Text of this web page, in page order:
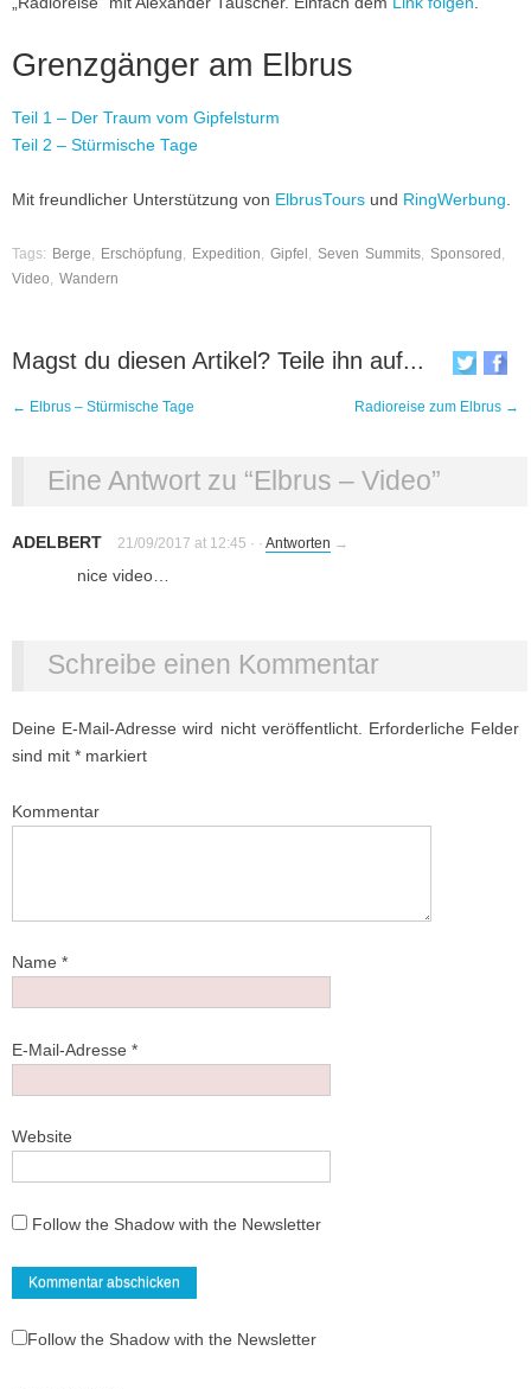
Grenzgänger am Elbrus
Teil 1 – Der Traum vom Gipfelsturm
Teil 2 – Stürmische Tage
Mit freundlicher Unterstützung von ElbrusTours und RingWerbung.
Tags: Berge, Erschöpfung, Expedition, Gipfel , Seven Summits, Sponsored ,
Video, Wandern
Magst du diesen Artikel? Teile ihn auf...
Post navigation
← Elbrus – Stürmische Tage Radioreise zum Elbrus →
Eine Antwort zu “Elbrus – Video”
ADELBERT 21/09/2017 at 12:45 · · Antworten →
nice video…
Schreibe einen Kommentar
Deine E-Mail-Adresse wird nicht veröffentlicht.
Erforderliche Felder
sind mit * markiert
Kommentar
Name *
E-Mail-Adresse *
Website
Follow the Shadow with the Newsletter
Follow the Shadow with the Newsletter